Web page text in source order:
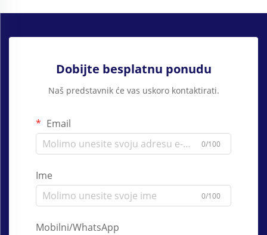
Dobijte besplatnu ponudu
Naš predstavnik će vas uskoro kontaktirati.
Email
0/100
Ime
0/100
Mobilni/WhatsApp